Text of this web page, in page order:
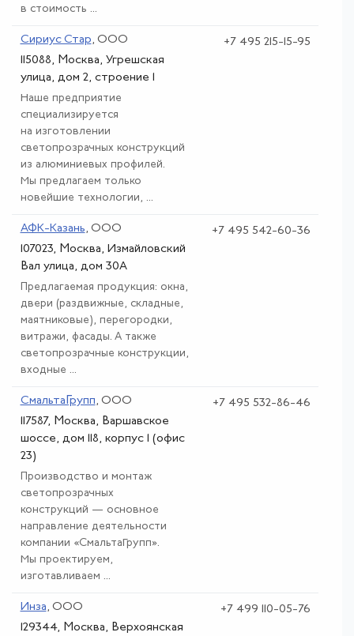
в стоимость ...
Сириус Стар, ООО
115088, Москва, Угрешская
улица, дом 2, строение 1
Наше предприятие
специализируется
на изготовлении
светопрозрачных конструкций
из алюминиевых профилей.
Мы предлагаем только
новейшие технологии, ...
+7 495 215-15-95
АФК-Казань, ООО
107023, Москва, Измайловский
Вал улица, дом 30А
Предлагаемая продукция: окна,
двери (раздвижные, складные,
маятниковые), перегородки,
витражи, фасады. А также
светопрозрачные конструкции,
входные ...
+7 495 542-60-36
СмальтаГрупп, ООО
117587, Москва, Варшавское
шоссе, дом 118, корпус 1 (офис
23)
Производство и монтаж
светопрозрачных
конструкций — основное
направление деятельности
компании «СмальтаГрупп».
Мы проектируем,
изготавливаем ...
+7 495 532-86-46
Инза, ООО
129344, Москва, Верхоянская
+7 499 110-05-76